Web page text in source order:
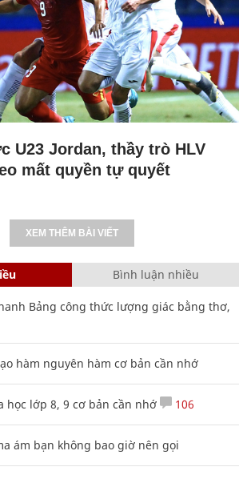
U23 Jordan, thầy trò HLV
mất quyền tự quyết
XEM THÊM BÀI VIẾT
Bình luận nhiều
Bảng công thức lượng giác bằng thơ,
hàm nguyên hàm cơ bản cần nhớ
học lớp 8, 9 cơ bản cần nhớ 106
ám bạn không bao giờ nên gọi